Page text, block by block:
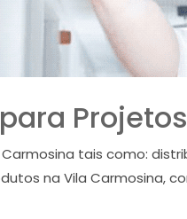
tais como:
na Vila Carmosina,